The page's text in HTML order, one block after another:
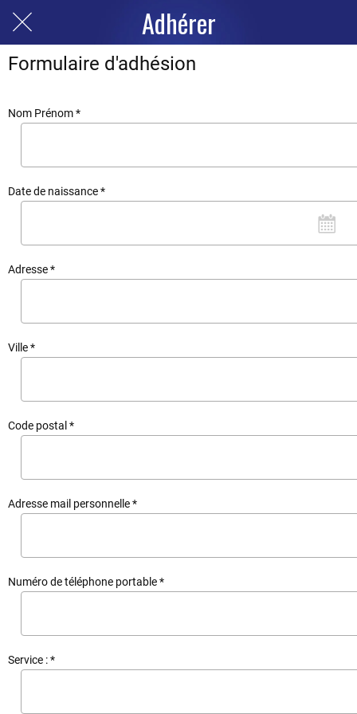
Adhérer
Formulaire d'adhésion
Nom Prénom *
Date de naissance *
Adresse *
Ville *
Code postal *
Adresse mail personnelle *
Numéro de téléphone portable *
Service : *